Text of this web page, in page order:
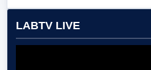
LABTV LIVE